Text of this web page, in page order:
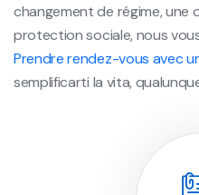
changement de régime, une
protection sociale, nous
Prendre rendez-vous avec
semplificarti la vita,